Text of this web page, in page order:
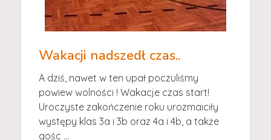
Wakacji nadszedł czas..
A dziś, nawet w ten upał poczuliśmy
powiew wolności ! Wakacje czas start!
Uroczyste zakończenie roku urozmaiciły
występy klas 3a i 3b oraz 4a i 4b, a także
gośc ...